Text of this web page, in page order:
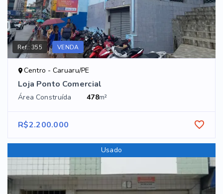
Ref.:355 VENDA
Centro - Caruaru/PE
Loja Ponto Comercial
Área Construída 478m²
R$2.200.000
Usado